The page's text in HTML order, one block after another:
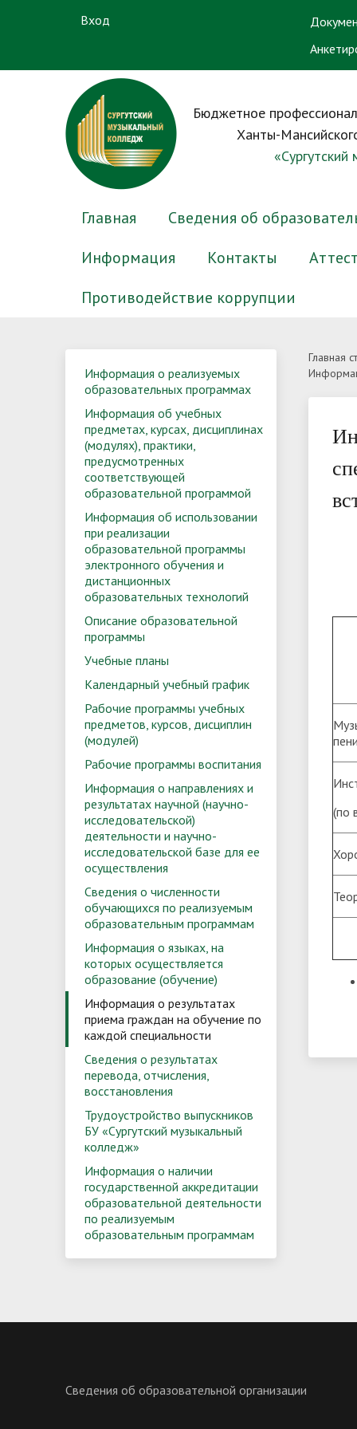
Вход
Бюджетное
Ханты-
Главная Сведения об
Материально-техническое
обеспечение и оснащенность
образовательного процесса.
Доступная среда
Обращения граждан
Вступительные испытания
Количество мест для приема по
каждой специальности в 2026
году
Информация об общежитии для
иногородних поступающих
Информация Контакты
Директора
Противодействие коррупции
акты в сфере противодействия
коррупции
Сведения о доходах, расходах, об
имуществе и обязательствах
имущественного характера
Информация о реализуемых
образовательных программах
Информация об учебных
предметах, курсах, дисциплинах
(модулях), практики,
предусмотренных
соответствующей
образовательной программой
Информация об использовании
при реализации
образовательной программы
электронного обучения и
дистанционных
образовательных технологий
Описание образовательной
программы
Учебные планы
Календарный учебный график
Рабочие программы учебных
предметов, курсов, дисциплин
(модулей)
Рабочие программы воспитания
Информация о направлениях и
результатах научной (научно-
исследовательской)
деятельности и научно-
исследовательской базе для ее
осуществления
Сведения о численности
обучающихся по реализуемым
образовательным программам
Информация о языках, на
которых осуществляется
образование (обучение)
Информация о результатах
приема граждан на обучение по
каждой специальности
Сведения о результатах
перевода, отчисления,
восстановления
Трудоустройство выпускников
БУ «Сургутский музыкальный
колледж»
Информация о наличии
государственной аккредитации
образовательной деятельности
по реализуемым
образовательным программам
Главная
(по
Сведения об образовательной организации